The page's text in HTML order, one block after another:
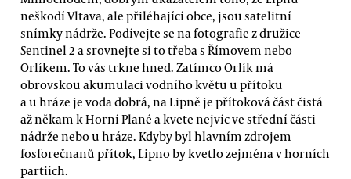
neškodí Vltava, ale přiléhající obce, jsou satelitní
snímky nádrže. Podívejte se na fotografie z družice
Sentinel 2 a srovnejte si to třeba s Římovem nebo
Orlíkem. To vás trkne hned. Zatímco Orlík má
obrovskou akumulaci vodního květu u přítoku
a u hráze je voda dobrá, na Lipně je přítoková část čistá
až někam k Horní Plané a kvete nejvíc ve střední části
nádrže nebo u hráze. Kdyby byl hlavním zdrojem
fosforečnanů přítok, Lipno by kvetlo zejména v horních
partiích.